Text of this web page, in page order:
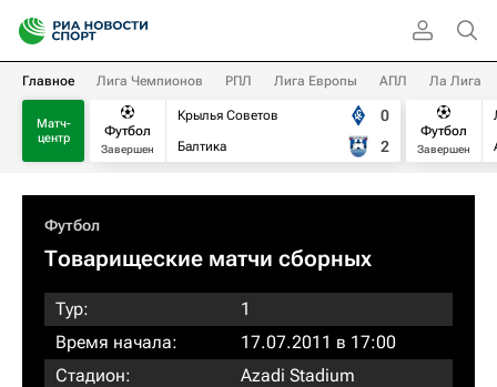
Главное Лига Чемпионов РПЛ Лига Европы АПЛ Ла Лига
Матч-
центр
Футбол
Завершен
Крылья Советов
Балтика
0
2
Футбол
Завершен
Футбол
Товарищеские матчи сборных
Тур:
1
Время начала:
17.07.2011 в 17:00
Стадион:
Azadi Stadium